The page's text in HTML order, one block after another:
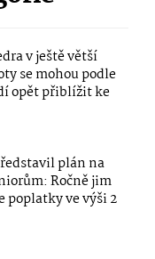
v ještě větší
se mohou podle
opět přiblížit ke
plán na
Ročně jim
poplatky ve výši 2